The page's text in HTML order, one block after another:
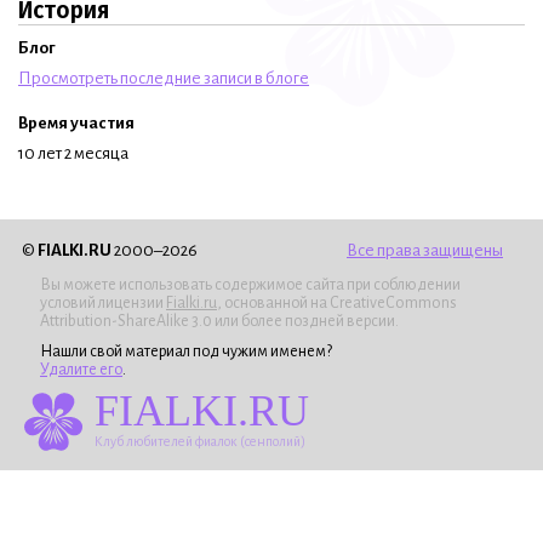
История
Блог
Просмотреть последние записи в блоге
Время участия
10 лет 2 месяца
© FIALKI.RU 2000–2026 Все права защищены
Вы можете использовать содержимое сайта при соблюдении
условий лицензии Fialki.ru , основанной на CreativeCommons
Attribution-ShareAlike 3.0 или более поздней версии.
Нашли свой материал под чужим именем?
Удалите его
FIALKI.RU
Клуб любителей фиалок (сенполий)